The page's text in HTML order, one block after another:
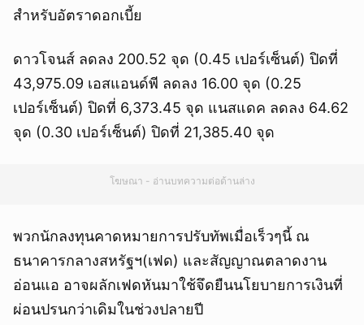
สำหรับอัตราดอกเบี้ย
ดาวโจนส์ ลดลง 200.52 จุด (0.45 เปอร์เซ็นต์) ปิดที่
43,975.09 เอสแอนด์พี ลดลง 16.00 จุด (0.25
เปอร์เซ็นต์) ปิดที่ 6,373.45 จุด แนสแดค ลดลง 64.62
จุด (0.30 เปอร์เซ็นต์) ปิดที่ 21,385.40 จุด
โฆษณา - อ่านบทความต่อด้านล่าง
พวกนักลงทุนคาดหมายการปรับทัพเมื่อเร็วๆนี้ ณ
ธนาคารกลางสหรัฐฯ(เฟด) และสัญญาณตลาดงาน
อ่อนแอ อาจผลักเฟดหันมาใช้จึดยืนนโยบายการเงินที่
ผ่อนปรนกว่าเดิมในช่วงปลายปี